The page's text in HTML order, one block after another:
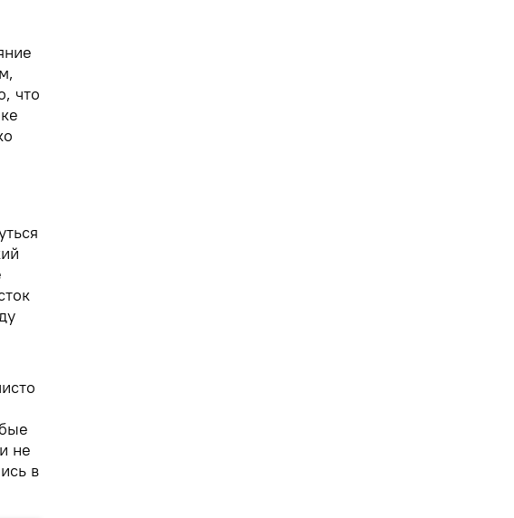
что
не
в